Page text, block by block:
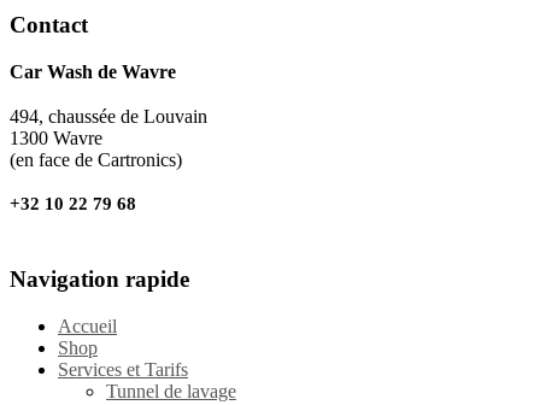
Contact
Car Wash de Wavre
494, chaussée de Louvain
1300 Wavre
(en face de Cartronics)
+32 10 22 79 68
Navigation rapide
Accueil
Shop
Services et Tarifs
Tunnel de lavage